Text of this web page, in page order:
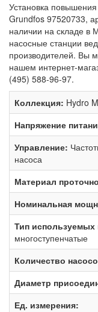
Установка
Grundfos 97520733,
наличии на складе
насосные станции
производителей. Вы
нашем интернет-
(495) 588-96-97.
Коллекция: Hydro
Напряжение
Управление:
насоса
Материал
Номинальная
Тип используемых
многоступенчатые
Количество
Диаметр
Ед. измерения: